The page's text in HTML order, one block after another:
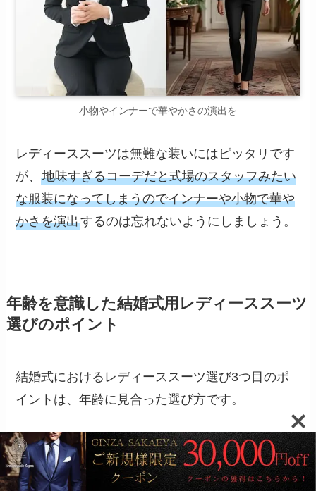
小物やインナーで華やかさの演出を
レディーススーツは無難な装いにはピッタリです
が、地味すぎるコーデだと式場のスタッフみたい
な服装になってしまうのでインナーや小物で華や
かさを演出するのは忘れないようにしましょう。
年齢を意識した結婚式用レディーススーツ
選びのポイント
結婚式におけるレディーススーツ選び3つ目のポ
イントは、年齢に見合った選び方です。
全く同じレディーススーツコーデでも、年齢によ
って相手に与える印象はガラリと変わってしまい